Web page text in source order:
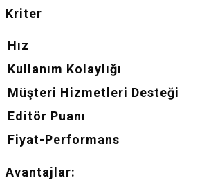
Kriter
Hız
Kullanım Kolaylığı
Müşteri Hizmetleri
Editör Puanı
Fiyat-Performans
Avantajlar: